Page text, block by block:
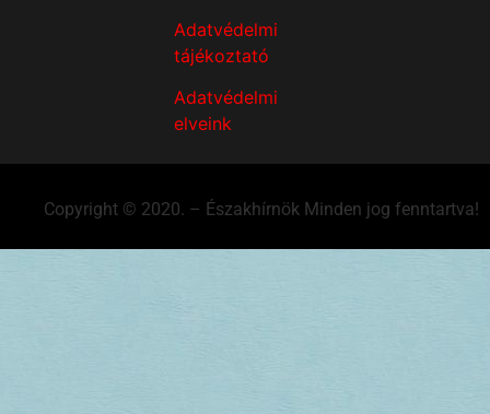
Adatvédelmi
tájékoztató
Adatvédelmi
elveink
Copyright © 2020. – Északhírnök Minden jog fenntartva!